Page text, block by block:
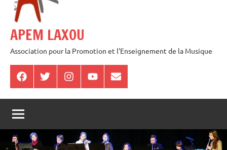
APEM LAXOU
Association pour la Promotion et l'Enseignement de la Musique
FacebookTwitterInstagramYoutube
E-
mail